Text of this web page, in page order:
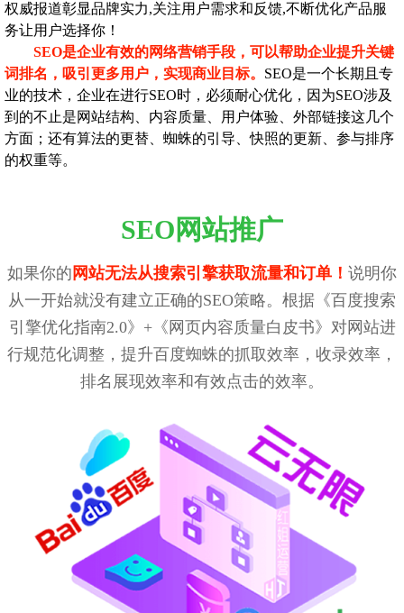
权威报道彰显品牌实力,关注用户需求和反馈,不断优化产品服
务让用户选择你！
SEO是企业有效的网络营销手段，可以帮助企业提升关键
词排名，吸引更多用户，实现商业目标。 SEO是一个长期且专
业的技术，企业在进行SEO时，必须耐心优化，因为SEO涉及
到的不止是网站结构、内容质量、用户体验、外部链接这几个
方面；还有算法的更替、蜘蛛的引导、快照的更新、参与排序
的权重等。
SEO网站推广
如果你的 网站无法从搜索引擎获取流量和订单！ 说明你
从一开始就没有建立正确的SEO策略。根据《百度搜索
引擎优化指南2.0》+《网页内容质量白皮书》对网站进
行规范化调整，提升百度蜘蛛的抓取效率，收录效率，
排名展现效率和有效点击的效率。